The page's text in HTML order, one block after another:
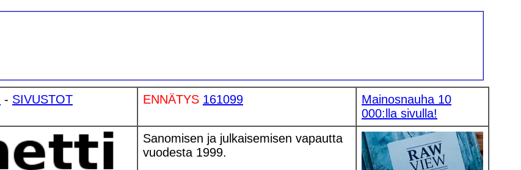
- SIVUSTOT ENNÄTYS 161099
Mainosnauha 10
000:lla sivulla!
Sanomisen ja julkaisemisen vapautta
vuodesta 1999.